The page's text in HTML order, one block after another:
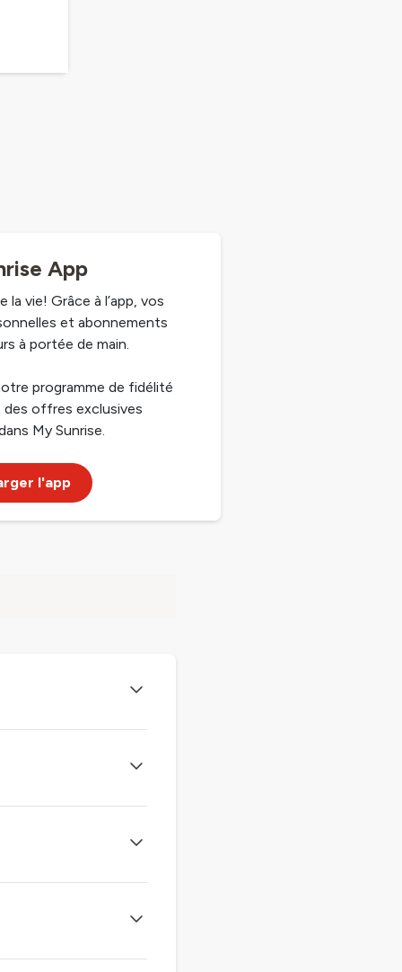
App
la vie! Grâce à l’app, vos
et abonnements
à portée de main.
programme de fidélité
des offres exclusives
My Sunrise.
l'app